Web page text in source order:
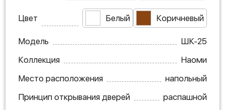
Цвет Белый Коричневый
Модель
ШК-25
Коллекция
Наоми
Место расположения
напольный
Принцип открывания дверей
распашной